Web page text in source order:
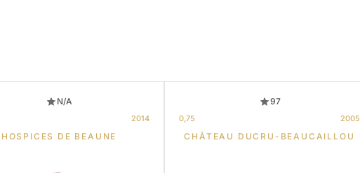
N/A
2014
HOSPICES DE BEAUNE
97
0,75 2005
CHÂTEAU DUCRU-BEAUCAILLOU